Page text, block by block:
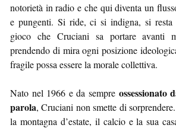
notorietà in radio e che qui diventa un
e pungenti. Si ride, ci si indigna, si resta
gioco che Cruciani sa portare avanti
prendendo di mira ogni posizione
fragile possa essere la morale collettiva.
Nato nel 1966 e da sempre ossessionato
parola, Cruciani non smette di
la montagna d’estate, il calcio e la sua